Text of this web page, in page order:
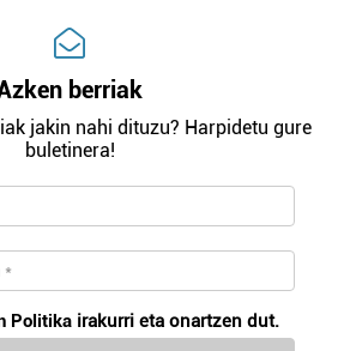
berriak
jakin nahi dituzu? Harpidetu gure
buletinera!
Politika irakurri eta onartzen dut.